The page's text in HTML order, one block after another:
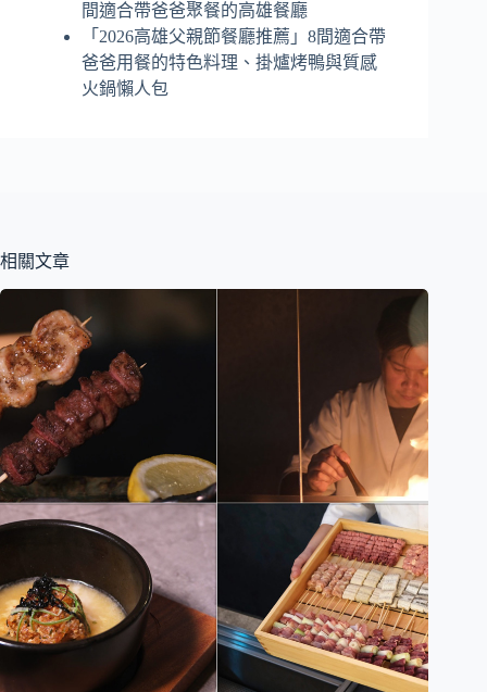
間適合帶爸爸聚餐的高雄餐廳
「2026高雄父親節餐廳推薦」8間適合帶
爸爸用餐的特色料理、掛爐烤鴨與質感
火鍋懶人包
相關文章